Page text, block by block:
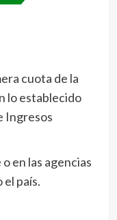
cuota de la
lo establecido
Ingresos
en las agencias
país.